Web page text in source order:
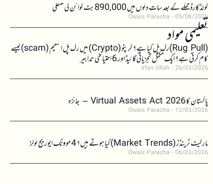
کولڈکارڈ حملے کے بعد سات دنوں میں 890,000 بٹ کوائن کی منتقلی
Owais Paracha 05/08/2026
تعلیمی مواد (Rug Pull)رگ پل کیا ہے؟ کرپٹو (Crypto) میں رگ پل اسکیم (scam)کیسے
کام کرتی ہے؟ ایک مکمل تجزیاتی گائیڈ اور 6 احتیاطی تدابیر
Irfan Ullah 26/03/2026
پاکستان کا Virtual Assets Act 2026 – جائزہ
Owais Paracha 12/03/2026
مارکیٹ ٹرینڈز (Market Trends) کیا ہوتے ہیں؟ 4 موونگ ایوریج ٹولز
Owais Paracha 06/03/2026